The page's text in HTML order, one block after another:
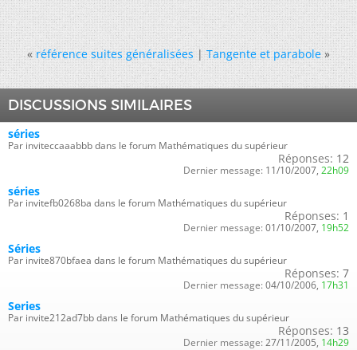
« référence suites généralisées|Tangente et parabole »
DISCUSSIONS SIMILAIRES
séries
Par inviteccaaabbb dans le forum Mathématiques du supérieur
Réponses: 12
Dernier message: 11/10/2007, 22h09
séries
Par invitefb0268ba dans le forum Mathématiques du supérieur
Réponses: 1
Dernier message: 01/10/2007, 19h52
Séries
Par invite870bfaea dans le forum Mathématiques du supérieur
Réponses: 7
Dernier message: 04/10/2006, 17h31
Series
Par invite212ad7bb dans le forum Mathématiques du supérieur
Réponses: 13
Dernier message: 27/11/2005, 14h29